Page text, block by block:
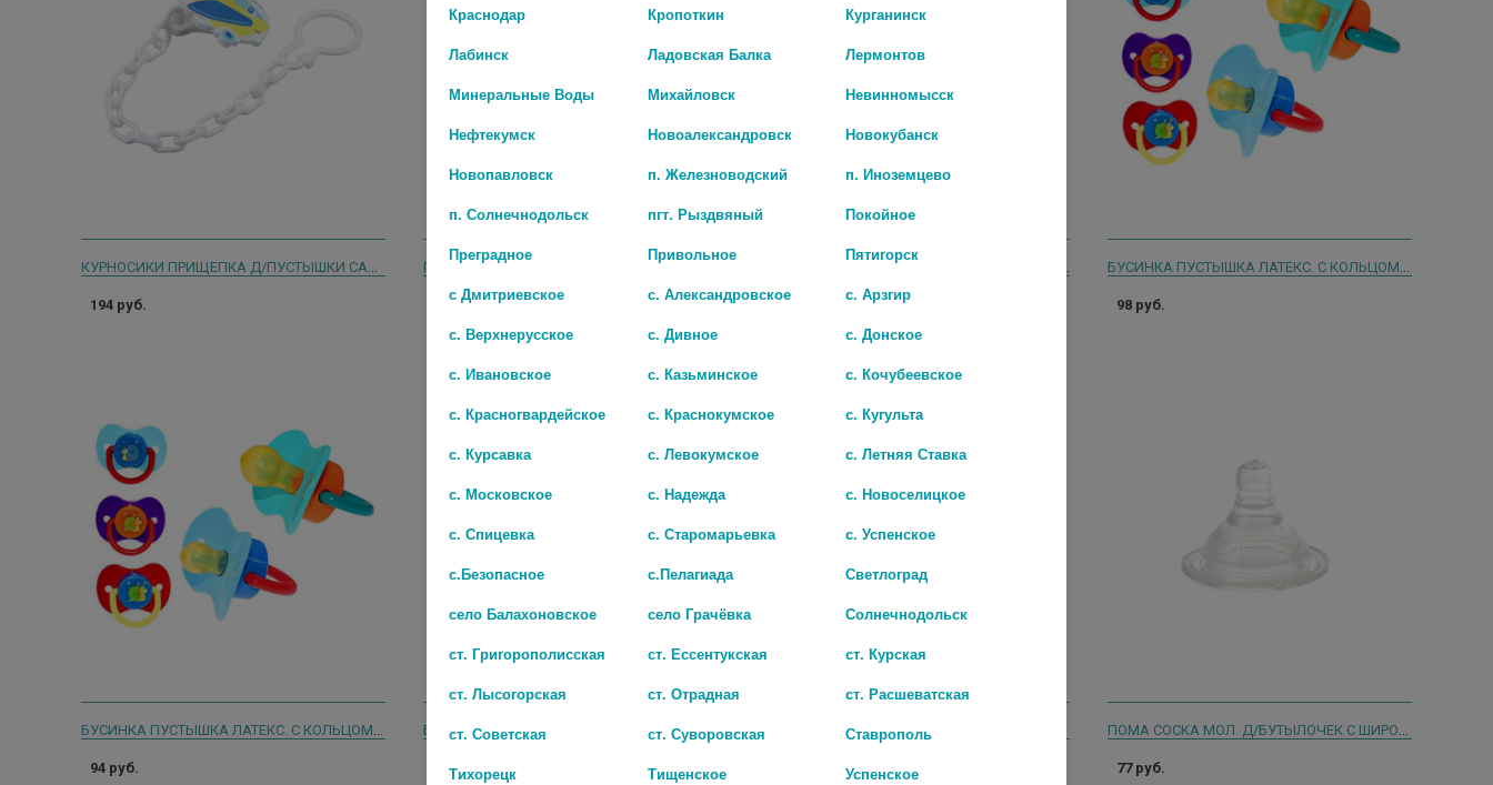
КУРНОСИКИ ПРИЩЕПКА Д/ПУСТЫШКИ САМОЛЕТИК /АРТ.19586/
194 руб.
ПОМА СОСКА СИЛИК. СРЕДНИЙ ПОТОК №2 /АРТ.2511/
224 руб.
АВЕНТ СОСКА-ПУСТЫШКА СИЛИК. ULTRA AIR NIGHT Д/ДЕВ. 6-18МЕС. №2 /АРТ.SCF376/22/ [AVENT]
828 руб.
БУСИНКА ПУСТЫШКА ЛАТЕКС. С КОЛЬЦОМ КРУГЛАЯ 6-12МЕС. /АРТ.482/
98 руб.
БУСИНКА ПУСТЫШКА ЛАТЕКС. С КОЛЬЦОМ КРУГЛАЯ 0-6МЕС. /АРТ.482/
94 руб.
БУСИНКА ПУСТЫШКА ЛАТ. С КОЛЬЦОМ КРУГЛАЯ /АРТ.480/
42 руб.
ПОМА СОСКА МОЛ. Д/БУТЫЛОЧЕК С ШИРОКИМ ГОРЛОМ Д/ГУСТОЙ КАШИ /АРТ.3111/
77 руб.
Краснодар
Кропоткин
Курганинск
Лабинск
Ладовская Балка
Лермонтов
Минеральные Воды
Михайловск
Невинномысск
Нефтекумск
Новоалександровск
Новокубанск
Новопавловск
п. Железноводский
п. Иноземцево
п. Солнечнодольск
пгт. Рыздвяный
Покойное
Преградное
Привольное
Пятигорск
с Дмитриевское
с. Александровское
с. Арзгир
с. Верхнерусское
с. Дивное
с. Донское
с. Ивановское
с. Казьминское
с. Кочубеевское
с. Красногвардейское
с. Краснокумское
с. Кугульта
с. Курсавка
с. Левокумское
с. Летняя Ставка
с. Московское
с. Надежда
с. Новоселицкое
с. Спицевка
с. Старомарьевка
с. Успенское
с.Безопасное
с.Пелагиада
Светлоград
село Балахоновское
село Грачёвка
Солнечнодольск
ст. Григорополисская
ст. Ессентукская
ст. Курская
ст. Лысогорская
ст. Отрадная
ст. Расшеватская
ст. Советская
ст. Суворовская
Ставрополь
Тихорецк
Тищенское
Успенское